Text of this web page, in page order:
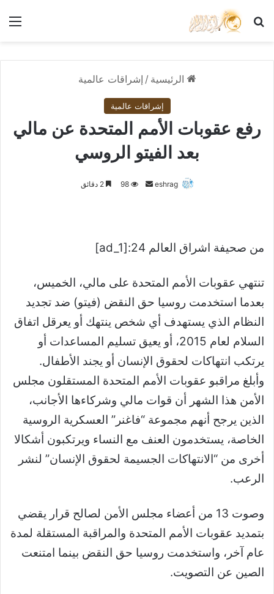
بحث عن
الرئيسية / إشراقات عالمية
إشراقات عالمية
رفع عقوبات الأمم المتحدة عن مالي
بعد الفيتو الروسي
eshrag
أرسل98 2 دقائق
من صحيفة اشراق العالم 24:[ad_1]
تنتهي عقوبات الأمم المتحدة على مالي، الخميس،
بعدما استخدمت روسيا حق النقض (فيتو) ضد تجديد
النظام الذي يستهدف أي شخص ينتهك أو يعرقل اتفاق
السلام لعام 2015، أو يعيق تسليم المساعدات أو
يرتكب انتهاكات لحقوق الإنسان أو يجند الأطفال.
وأبلغ مراقبو عقوبات الأمم المتحدة المستقلون مجلس
الأمن هذا الشهر أن قوات مالي وشركاءها الأجانب،
الذين يرجح أنهم مجموعة “فاغنر” العسكرية الروسية
الخاصة، يستخدمون العنف مع النساء ويرتكبون أشكالا
أخرى من “الانتهاكات الجسيمة لحقوق الإنسان” لنشر
الرعب.
وصوت 13 من أعضاء مجلس الأمن لصالح قرار يقضي
بتمديد عقوبات الأمم المتحدة والمراقبة المستقلة لمدة
عام آخر، واستخدمت روسيا حق النقض بينما امتنعت
الصين عن التصويت.